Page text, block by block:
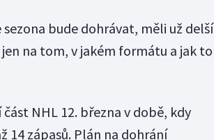
bude dohrávat, měli už delší
na tom, v jakém formátu a jak to
NHL 12. března v době, kdy
14 zápasů. Plán na dohrání